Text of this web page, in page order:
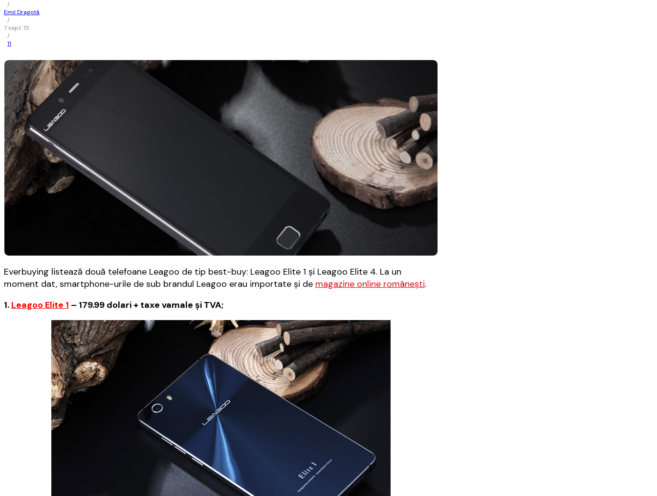
/
Emil Dragotă
/
7 sept. 15
/
11
Everbuying listează două telefoane Leagoo de tip best-buy: Leagoo Elite 1 și Leagoo Elite 4. La un
moment dat, smartphone-urile de sub brandul Leagoo erau importate și de magazine online românești.
1. Leagoo Elite 1 – 179.99 dolari + taxe vamale și TVA;